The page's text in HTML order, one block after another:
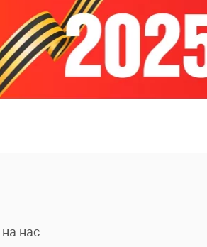
нас